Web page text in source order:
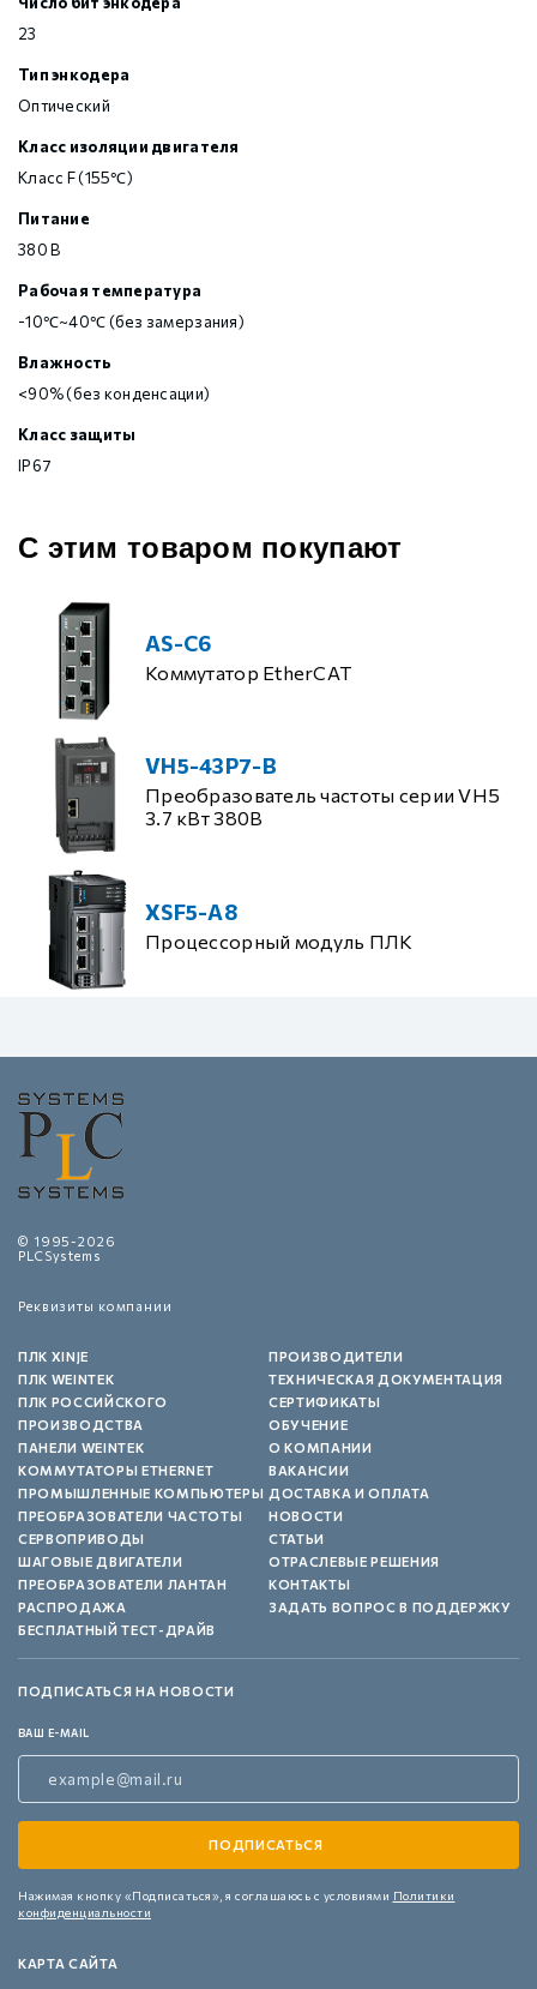
23
Тип энкодера
Оптический
Класс изоляции двигателя
Класс F (155℃)
Питание
380 В
Рабочая температура
-10℃~40℃ (без замерзания)
Влажность
<90% (без конденсации)
Класс защиты
IP67
С этим товаром покупают
AS-C6
Коммутатор EtherCAT
VH5-43P7-B
Преобразователь частоты серии VH5
3.7 кВт 380В
XSF5-A8
Процессорный модуль ПЛК
© 1995-2026
PLCSystems
Реквизиты компании
ПЛК XINJE
ПЛК WEINTEK
ПЛК РОССИЙСКОГО
ПРОИЗВОДСТВА
ПАНЕЛИ WEINTEK
КОММУТАТОРЫ ETHERNET
ПРОМЫШЛЕННЫЕ КОМПЬЮТЕРЫ
ПРЕОБРАЗОВАТЕЛИ ЧАСТОТЫ
СЕРВОПРИВОДЫ
ШАГОВЫЕ ДВИГАТЕЛИ
ПРЕОБРАЗОВАТЕЛИ ЛАНТАН
РАСПРОДАЖА
БЕСПЛАТНЫЙ ТЕСТ-ДРАЙВ
ПРОИЗВОДИТЕЛИ
ТЕХНИЧЕСКАЯ ДОКУМЕНТАЦИЯ
СЕРТИФИКАТЫ
ОБУЧЕНИЕ
О КОМПАНИИ
ВАКАНСИИ
ДОСТАВКА И ОПЛАТА
НОВОСТИ
СТАТЬИ
ОТРАСЛЕВЫЕ РЕШЕНИЯ
КОНТАКТЫ
ЗАДАТЬ ВОПРОС В ПОДДЕРЖКУ
ПОДПИСАТЬСЯ НА НОВОСТИ
ВАШ E-MAIL
Нажимая кнопку «Подписаться», я соглашаюсь с условиями Политики
конфиденциальности
КАРТА САЙТА